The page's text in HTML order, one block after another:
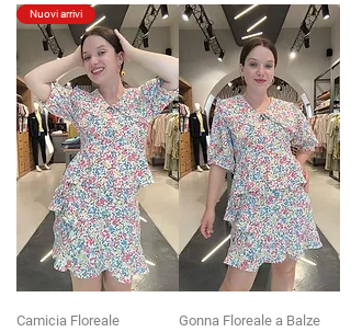
Nuovi arrivi
Camicia Floreale
Gonna Floreale a Balze